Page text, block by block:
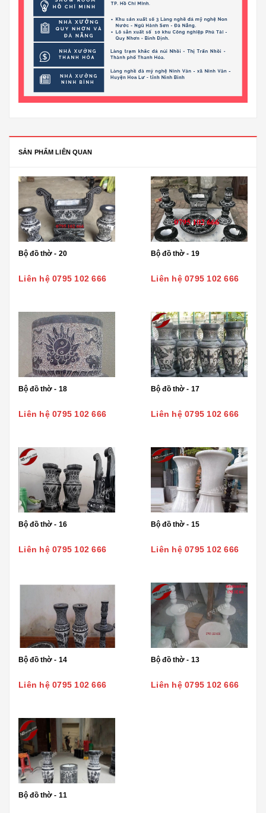
SẢN PHẨM LIÊN QUAN
Bộ đồ thờ - 20
Liên hệ 0795 102 666
Bộ đồ thờ - 19
Liên hệ 0795 102 666
Bộ đồ thờ - 18
Liên hệ 0795 102 666
Bộ đồ thờ - 17
Liên hệ 0795 102 666
Bộ đồ thờ - 16
Liên hệ 0795 102 666
Bộ đồ thờ - 15
Liên hệ 0795 102 666
Bộ đồ thờ - 14
Liên hệ 0795 102 666
Bộ đồ thờ - 13
Liên hệ 0795 102 666
Bộ đồ thờ - 11